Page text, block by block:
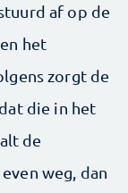
af op de
het
zorgt de
die in het
de
weg, dan